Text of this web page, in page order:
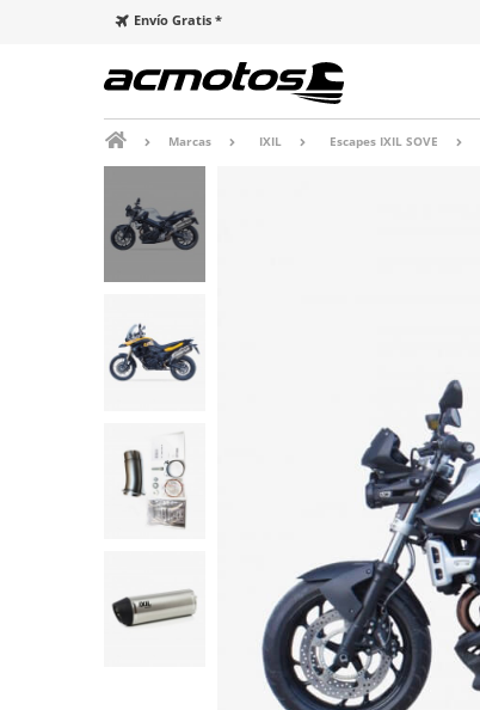
Envío Gratis *
Marcas IXIL Escapes IXIL SOVE